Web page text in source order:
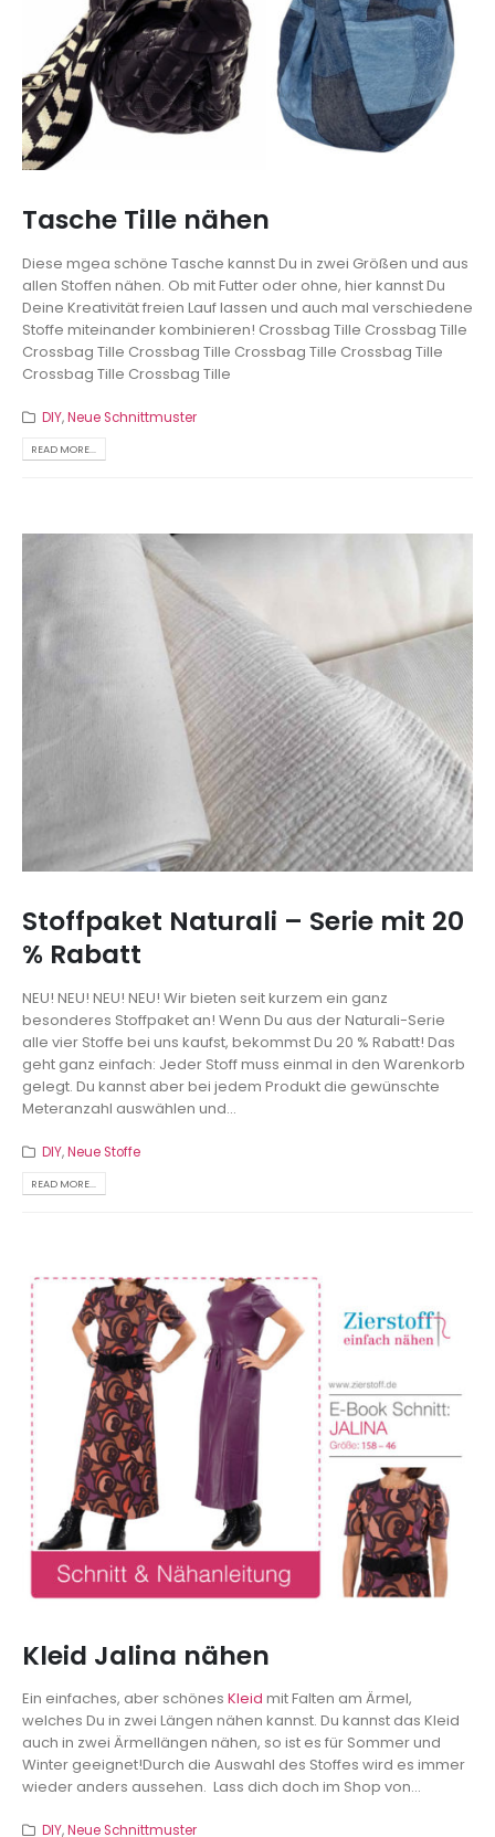
Tasche Tille nähen
Diese mgea schöne Tasche kannst Du in zwei Größen und aus
allen Stoffen nähen. Ob mit Futter oder ohne, hier kannst Du
Deine Kreativität freien Lauf lassen und auch mal verschiedene
Stoffe miteinander kombinieren! Crossbag Tille Crossbag Tille
Crossbag Tille Crossbag Tille Crossbag Tille Crossbag Tille
Crossbag Tille Crossbag Tille
DIY,Neue Schnittmuster
READ MORE...
Stoffpaket Naturali – Serie mit 20
% Rabatt
NEU! NEU! NEU! NEU! Wir bieten seit kurzem ein ganz
besonderes Stoffpaket an! Wenn Du aus der Naturali-Serie
alle vier Stoffe bei uns kaufst, bekommst Du 20 % Rabatt! Das
geht ganz einfach: Jeder Stoff muss einmal in den Warenkorb
gelegt. Du kannst aber bei jedem Produkt die gewünschte
Meteranzahl auswählen und...
DIY,Neue Stoffe
READ MORE...
Kleid Jalina nähen
Ein einfaches, aber schönes Kleid mit Falten am Ärmel,
welches Du in zwei Längen nähen kannst. Du kannst das Kleid
auch in zwei Ärmellängen nähen, so ist es für Sommer und
Winter geeignet!Durch die Auswahl des Stoffes wird es immer
wieder anders aussehen. Lass dich doch im Shop von...
DIY,Neue Schnittmuster